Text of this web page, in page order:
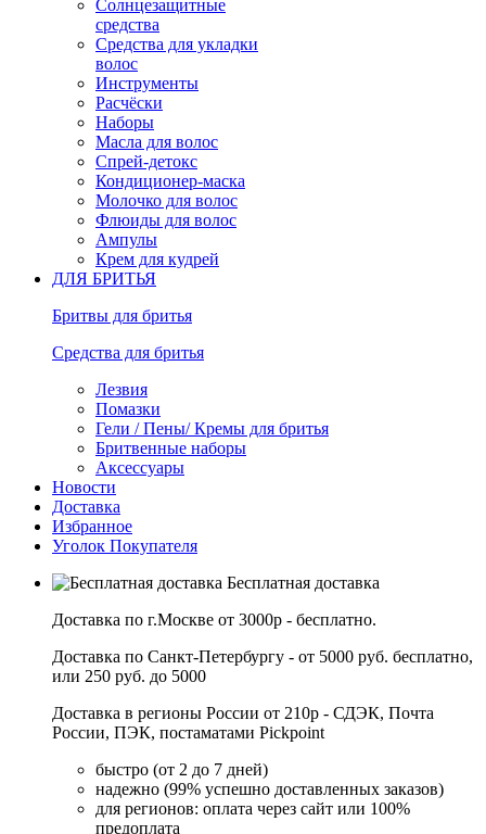
Солнцезащитные
средства
Средства для укладки
волос
Инструменты
Расчёски
Наборы
Масла для волос
Спрей-детокс
Кондиционер-маска
Молочко для волос
Флюиды для волос
Ампулы
Крем для кудрей
ДЛЯ БРИТЬЯ
Бритвы для бритья
Средства для бритья
Лезвия
Помазки
Гели / Пены/ Кремы для бритья
Бритвенные наборы
Аксессуары
Новости
Доставка
Избранное
Уголок Покупателя
Бесплатная доставка
Доставка по г.Москве от 3000р - бесплатно.
Доставка по Санкт-Петербургу - от 5000 руб. бесплатно,
или 250 руб. до 5000
Доставка в регионы России от 210р - СДЭК, Почта
России, ПЭК, постаматами Pickpoint
быстро (от 2 до 7 дней)
надежно (99% успешно доставленных заказов)
для регионов: оплата через сайт или 100%
предоплата